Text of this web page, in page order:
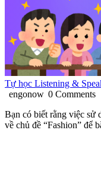
Tự học Listening &
engonow 0 Comments
Bạn có biết rằng việc sử
về chủ đề “Fashion” để